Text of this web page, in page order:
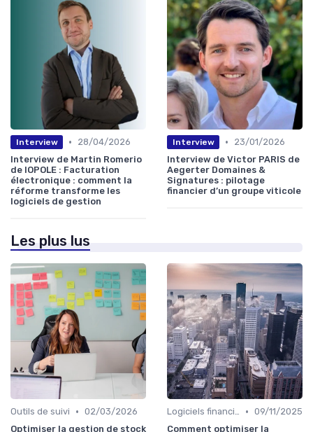
Interview •
28/04/2026
Interview de Martin Romerio
de IOPOLE : Facturation
électronique : comment la
réforme transforme les
logiciels de gestion
Interview •
23/01/2026
Interview de Victor PARIS de
Aegerter Domaines &
Signatures : pilotage
financier d’un groupe viticole
Les plus lus
Outils de suivi • 02/03/2026
Optimiser la gestion de stock
Logiciels financiers • 09/11/2025
Comment optimiser la